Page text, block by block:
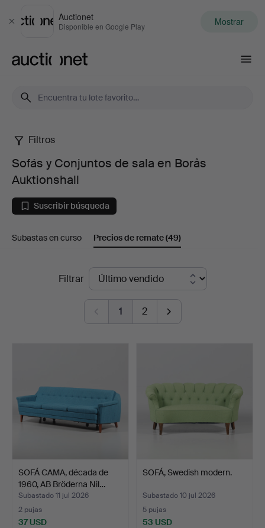
Cerrar
Auctionet
Disponible en Google Play Mostrar
Sofás
Conjuntos
de
Filtros
Sofás y Conjuntos de sala en Borås
Auktionshall
Suscribir búsqueda
Subastas en curso Precios de remate(49)
Filtrar
1 2
SOFÁ CAMA, década de
1960, AB Bröderna Nil…
Subastado 11 jul 2026
2 pujas
37 USD
SOFÁ, Swedish modern.
Subastado 10 jul 2026
5 pujas
53 USD